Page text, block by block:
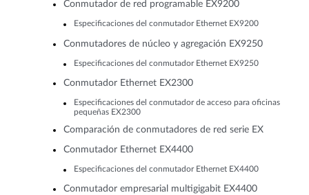
Conmutador de red programable EX9200
Especificaciones del conmutador Ethernet EX9200
Conmutadores de núcleo y agregación EX9250
Especificaciones del conmutador Ethernet EX9250
Conmutador Ethernet EX2300
Especificaciones del conmutador de acceso para oficinas
pequeñas EX2300
Comparación de conmutadores de red serie EX
Conmutador Ethernet EX4400
Especificaciones del conmutador Ethernet EX4400
Conmutador empresarial multigigabit EX4400